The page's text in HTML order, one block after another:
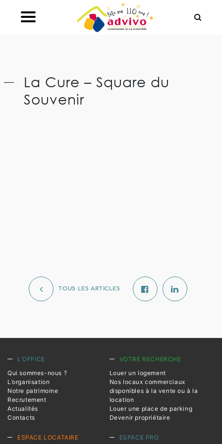
La Cure – Square du
Souvenir
TOUS LES ARTICLES
L’OFFICE
Qui sommes-nous ?
L’organisation
Notre patrimoine
Recrutement
Actualités
Contacts
VOTRE RECHERCHE
Louer un logement
Nos locaux commerciaux
disponibles à la vente ou à la
location
Louer une place de parking
Devenir propriétaire
ESPACE LOCATAIRE ESPACE PRO